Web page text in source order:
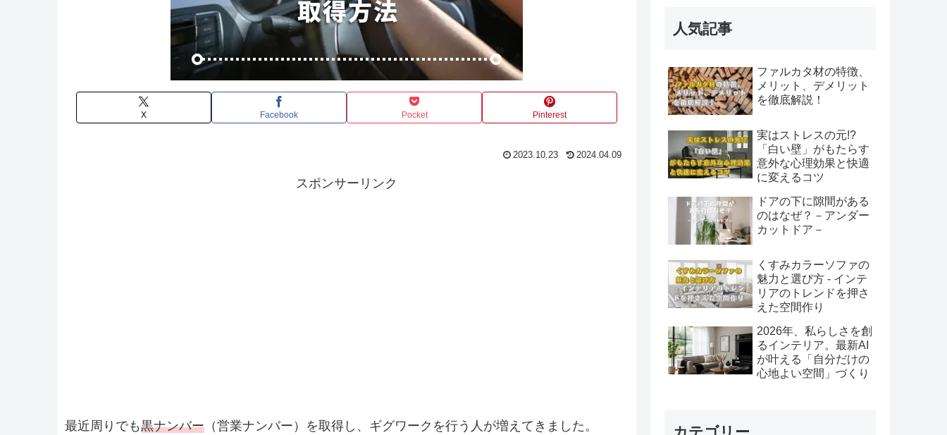
X Facebook Pocket Pinterest
2023.10.23 2024.04.09
スポンサーリンク
最近周りでも黒ナンバー （営業ナンバー）を取得し、ギグワークを行う人が増えてきました。
人気記事
ファルカタ材の特徴、
メリット、デメリット
を徹底解説！
実はストレスの元!?
「白い壁」がもたらす
意外な心理効果と快適
に変えるコツ
ドアの下に隙間がある
のはなぜ？－アンダー
カットドア－
くすみカラーソファの
魅力と選び方 - インテ
リアのトレンドを押さ
えた空間作り
2026年、私らしさを創
るインテリア。最新AI
が叶える「自分だけの
心地よい空間」づくり
カテゴリー